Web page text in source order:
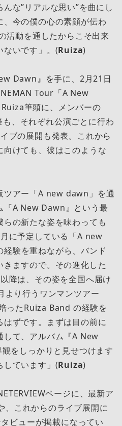
な”リアルな思い”を曲にし
今の僕の心の素顔が伝わ
活動を通したからこそ出来
ないです」。(Ruiza)
Dawn』を手に、2月21日
Tour「A New
筆頭に、メンバーの
、それぞれ公演ごとに行わ
ブの展開も発表。これから
けても、彼はこのような
ツアー「A new dawn」を通
『A New Dawn』という最
の新たな姿を味わっても
に予定している「A new
験を重ねながら、バンド
ますので。その進化した
降は、その姿を全国へ届け
より行うワンマンツアー
ったRuiza Band の経験を
ずです。まずは目の前に
して、アルバム『A New
をしっかりと見せつけます
しています」(Ruiza)
ページに、最新ア
これからのライブ展開に
ビューが掲載になってい